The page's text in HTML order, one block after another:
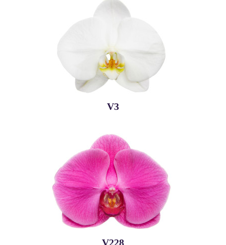
V3